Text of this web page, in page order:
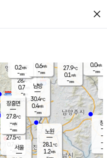
close
양주
28.4℃
0.7
-mm
27.9℃
0.1 m/s
-mm
창
-
-m/
-
0.0m/s
-mm
은평
27.5℃
0.7 m/s
- mm
노원
28.1℃
1.2m/s
남방
30.4℃
0.4m/s
-mm
장흥면
27.8℃
-m/s
-mm
0.2m/s
-mm
서울
0.6m/s
-mm